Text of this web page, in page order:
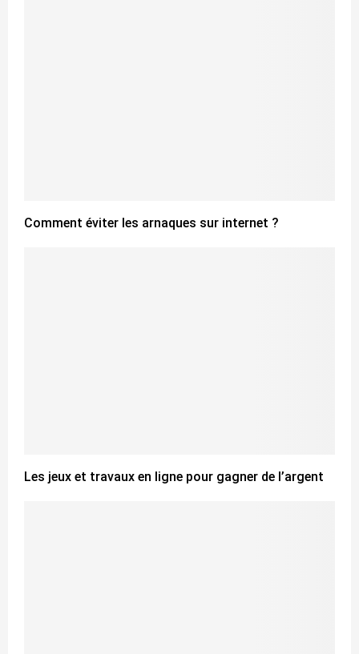
Comment éviter les arnaques sur internet ?
Les jeux et travaux en ligne pour gagner de l’argent